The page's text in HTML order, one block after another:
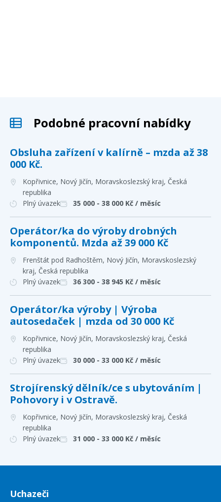
Podobné pracovní nabídky
Obsluha zařízení v kalírně – mzda až 38
000 Kč.
Kopřivnice, Nový Jičín, Moravskoslezský kraj, Česká
republika
Plný úvazek
35 000 - 38 000 Kč / měsíc
Operátor/ka do výroby drobných
komponentů. Mzda až 39 000 Kč
Frenštát pod Radhoštěm, Nový Jičín, Moravskoslezský
kraj, Česká republika
Plný úvazek
36 300 - 38 945 Kč / měsíc
Operátor/ka výroby | Výroba
autosedaček | mzda od 30 000 Kč
Kopřivnice, Nový Jičín, Moravskoslezský kraj, Česká
republika
Plný úvazek
30 000 - 33 000 Kč / měsíc
Strojírenský dělník/ce s ubytováním |
Pohovory i v Ostravě.
Kopřivnice, Nový Jičín, Moravskoslezský kraj, Česká
republika
Plný úvazek
31 000 - 33 000 Kč / měsíc
Uchazeči